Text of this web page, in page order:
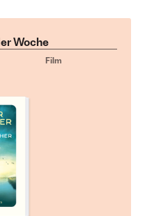
Woche
Film